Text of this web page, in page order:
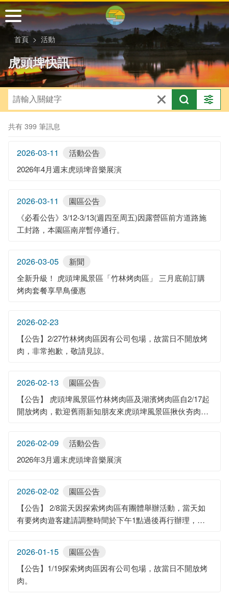
跳
到
主
容
區
首頁 活動
虎頭埤快訊
共有 399 筆訊息
2026-03-11
活動公告
2026年4月週末虎頭埤音樂展演
2026-03-11
園區公告
《必看公告》3/12-3/13(週四至周五)因露營區前方道路施
工封路，本園區南岸暫停通行。
2026-03-05
新聞
全新升級！ 虎頭埤風景區「竹林烤肉區」 三月底前訂購
烤肉套餐享早鳥優惠
2026-02-23
【公告】2/27竹林烤肉區因有公司包場，故當日不開放烤
肉，非常抱歉，敬請見諒。
2026-02-13
園區公告
【公告】 虎頭埤風景區竹林烤肉區及湖濱烤肉區自2/17起
開放烤肉，歡迎舊雨新知朋友來虎頭埤風景區揪伙夯肉🍖
2026-02-09
活動公告
2026年3月週末虎頭埤音樂展演
2026-02-02
園區公告
【公告】 2/8當天因探索烤肉區有團體舉辦活動，當天如
有要烤肉遊客建請調整時間於下午1點過後再行辦理，不
2026-01-15
園區公告
【公告】1/19探索烤肉區因有公司包場，故當日不開放烤
肉。